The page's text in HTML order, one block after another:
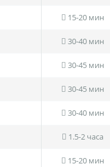
15-20 мин
30-40 мин
30-45 мин
30-45 мин
30-40 мин
1.5-2 часа
15-20 мин